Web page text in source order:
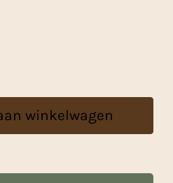
winkelwagen